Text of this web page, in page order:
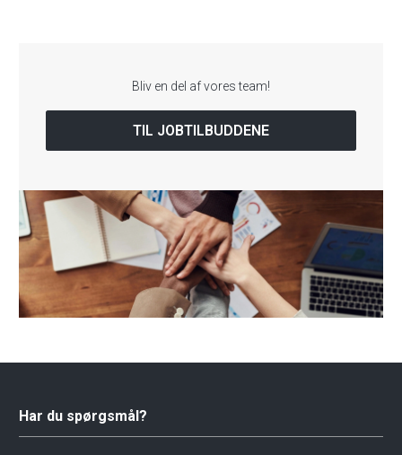
Bliv en del af vores team!
TIL JOBTILBUDDENE
Har du spørgsmål?